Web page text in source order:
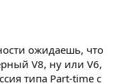
ожидаешь, что
V8, ну или V6,
типа Part-time с